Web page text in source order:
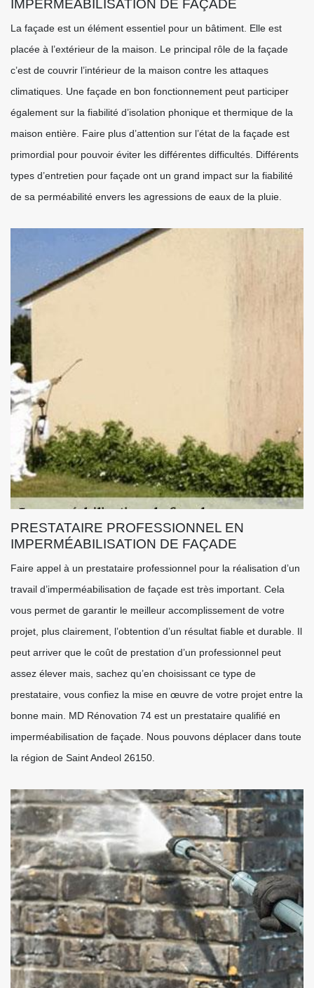
IMPERMÉABILISATION DE FAÇADE
La façade est un élément essentiel pour un bâtiment. Elle est
placée à l’extérieur de la maison. Le principal rôle de la façade
c’est de couvrir l’intérieur de la maison contre les attaques
climatiques. Une façade en bon fonctionnement peut participer
également sur la fiabilité d’isolation phonique et thermique de la
maison entière. Faire plus d’attention sur l’état de la façade est
primordial pour pouvoir éviter les différentes difficultés. Différents
types d’entretien pour façade ont un grand impact sur la fiabilité
de sa perméabilité envers les agressions de eaux de la pluie.
PRESTATAIRE PROFESSIONNEL EN
IMPERMÉABILISATION DE FAÇADE
Faire appel à un prestataire professionnel pour la réalisation d’un
travail d’imperméabilisation de façade est très important. Cela
vous permet de garantir le meilleur accomplissement de votre
projet, plus clairement, l’obtention d’un résultat fiable et durable. Il
peut arriver que le coût de prestation d’un professionnel peut
assez élever mais, sachez qu’en choisissant ce type de
prestataire, vous confiez la mise en œuvre de votre projet entre la
bonne main. MD Rénovation 74 est un prestataire qualifié en
imperméabilisation de façade. Nous pouvons déplacer dans toute
la région de Saint Andeol 26150.